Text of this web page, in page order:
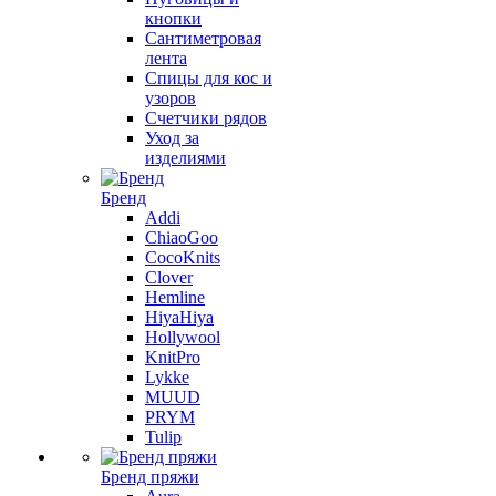
кнопки
Сантиметровая
лента
Спицы для кос и
узоров
Счетчики рядов
Уход за
изделиями
Бренд
Addi
ChiaoGoo
CocoKnits
Clover
Hemline
HiyaHiya
Hollywool
KnitPro
Lykke
MUUD
PRYM
Tulip
Бренд пряжи